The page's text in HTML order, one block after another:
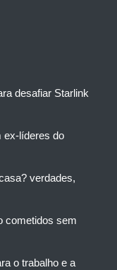
desafiar Starlink
ex-líderes do
verdades,
cometidos sem
o trabalho e a